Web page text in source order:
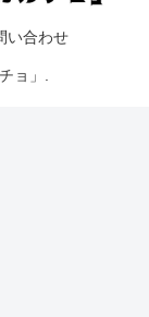
い合わせ
ョ」.